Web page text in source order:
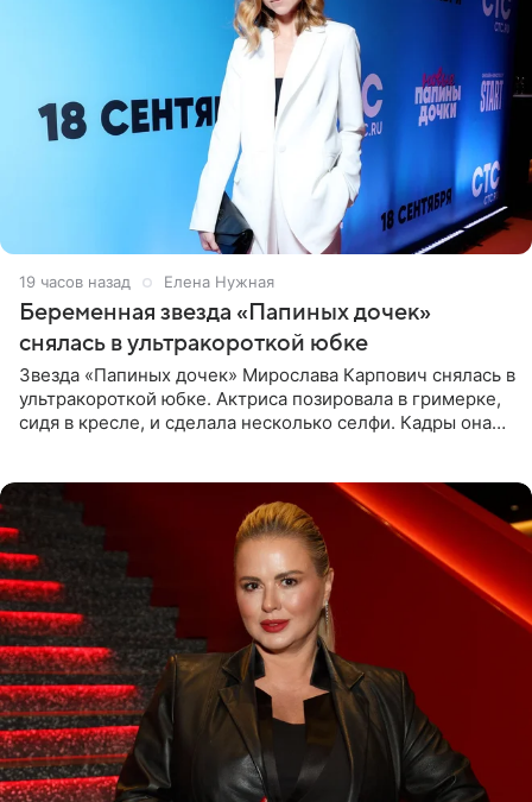
19 часов назад Елена Нужная
Беременная звезда «Папиных дочек»
снялась в ультракороткой юбке
Звезда «Папиных дочек» Мирослава Карпович снялась в
ультракороткой юбке. Актриса позировала в гримерке,
сидя в кресле, и сделала несколько селфи. Кадры она